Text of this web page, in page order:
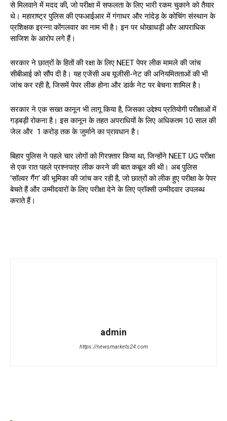
से मिलवाने में मदद की, जो परीक्षा में सफलता के लिए भारी रकम चुकाने को तैयार
थे। महाराष्ट्र पुलिस की एफआईआर में गंगाधर और नांदेड़ के कोचिंग संस्थान के
प्रशिक्षक इरन्ना कोंगलवार का नाम भी है। इन पर धोखाधड़ी और आपराधिक
साजिश के आरोप लगे हैं।
सरकार ने छात्रों के हितों की रक्षा के लिए NEET पेपर लीक मामले की जांच
सीबीआई को सौंप दी है। यह एजेंसी अब यूजीसी-नेट की अनियमितताओं की भी
जांच कर रही है, जिसमें पेपर लीक होना और डार्क नेट पर बेचना शामिल है।
सरकार ने एक सख्त कानून भी लागू किया है, जिसका उद्देश्य प्रतियोगी परीक्षाओं में
गड़बड़ी रोकना है। इस कानून के तहत अपराधियों के लिए अधिकतम 10 साल की
जेल और ₹ 1 करोड़ तक के जुर्माने का प्रावधान है।
बिहार पुलिस ने पहले चार लोगों को गिरफ़्तार किया था, जिन्होंने NEET UG परीक्षा
से एक रात पहले प्रश्नपत्र लीक करने की बात कबूल की थी। अब पुलिस
‘सॉल्वर गैंग’ की भूमिका की जांच कर रही है, जो छात्रों को लीक हुए परीक्षा के पेपर
बेचते हैं और उम्मीदवारों के लिए परीक्षा देने के लिए प्रॉक्सी उम्मीदवार उपलब्ध
कराते हैं।
admin
https://newsmarkets24.com